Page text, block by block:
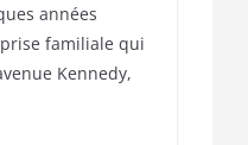
années
familiale qui
Kennedy,